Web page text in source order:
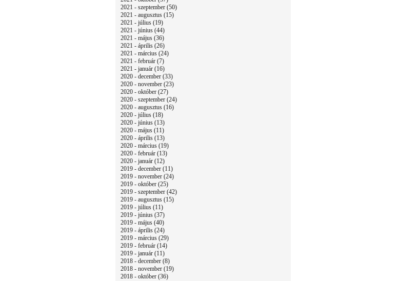
2021 - szeptember (50)
2021 - augusztus (15)
2021 - július (19)
2021 - június (44)
2021 - május (36)
2021 - április (26)
2021 - március (24)
2021 - február (7)
2021 - január (16)
2020 - december (33)
2020 - november (23)
2020 - október (27)
2020 - szeptember (24)
2020 - augusztus (16)
2020 - július (18)
2020 - június (13)
2020 - május (11)
2020 - április (13)
2020 - március (19)
2020 - február (13)
2020 - január (12)
2019 - december (11)
2019 - november (24)
2019 - október (25)
2019 - szeptember (42)
2019 - augusztus (15)
2019 - július (11)
2019 - június (37)
2019 - május (40)
2019 - április (24)
2019 - március (29)
2019 - február (14)
2019 - január (11)
2018 - december (8)
2018 - november (19)
2018 - október (36)